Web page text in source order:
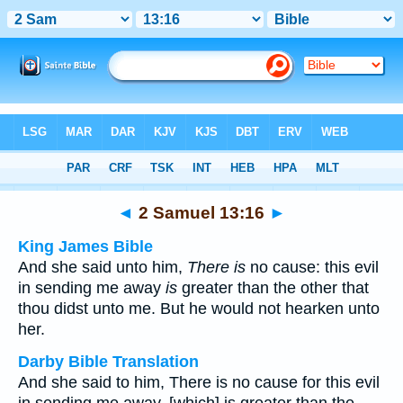
> 2 Samuel 13:16
◄ 2 Samuel 13:16 ►
King James Bible
And she said unto him, There is no cause: this evil
in sending me away is greater than the other that
thou didst unto me. But he would not hearken unto
her.
Darby Bible Translation
And she said to him, There is no cause for this evil